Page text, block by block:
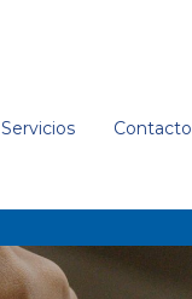
Servicios Contacto